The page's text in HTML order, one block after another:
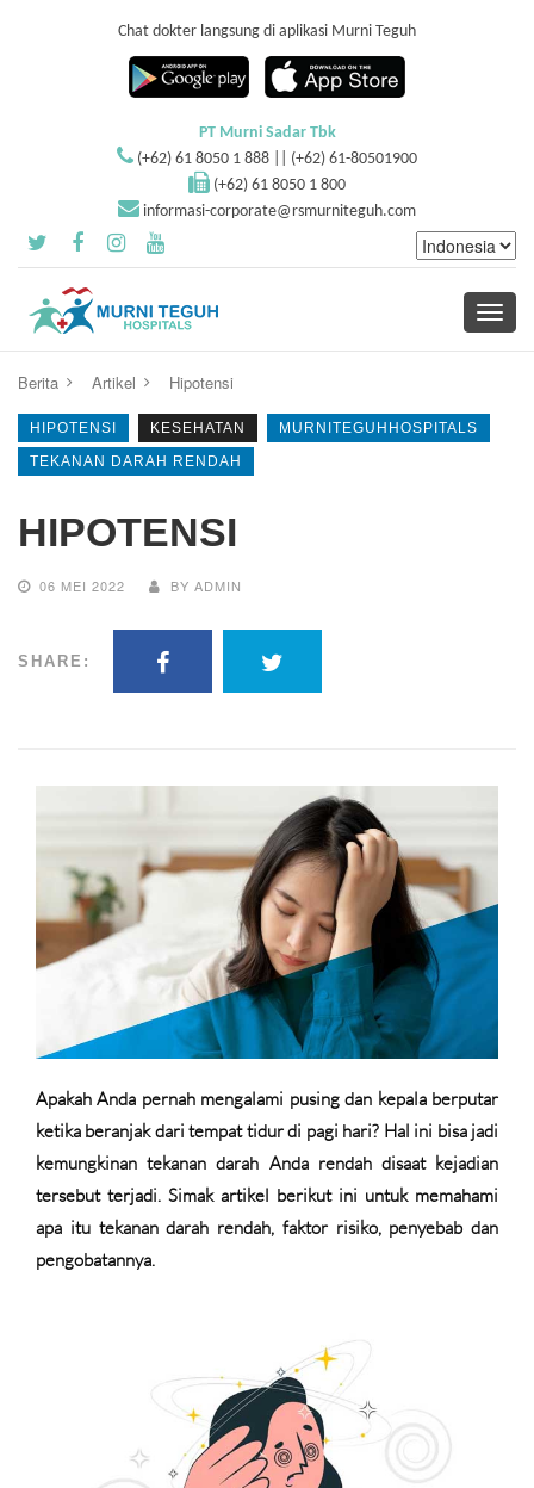
Chat dokter langsung di aplikasi Murni Teguh
PT Murni Sadar Tbk
(+62) 61 8050 1 888 || (+62) 61-80501900
(+62) 61 8050 1 800
informasi-corporate@rsmurniteguh.com
Toggle
Berita Artikel Hipotensi
HIPOTENSI KESEHATAN
MURNITEGUHHOSPITALS
TEKANAN DARAH RENDAH
HIPOTENSI
06 MEI 2022 BY ADMIN
SHARE:
Apakah Anda pernah mengalami pusing dan kepala berputar
ketika beranjak dari tempat tidur di pagi hari? Hal ini bisa jadi
kemungkinan tekanan darah Anda rendah disaat kejadian
tersebut terjadi. Simak artikel berikut ini untuk memahami
apa itu tekanan darah rendah, faktor risiko, penyebab dan
pengobatannya.